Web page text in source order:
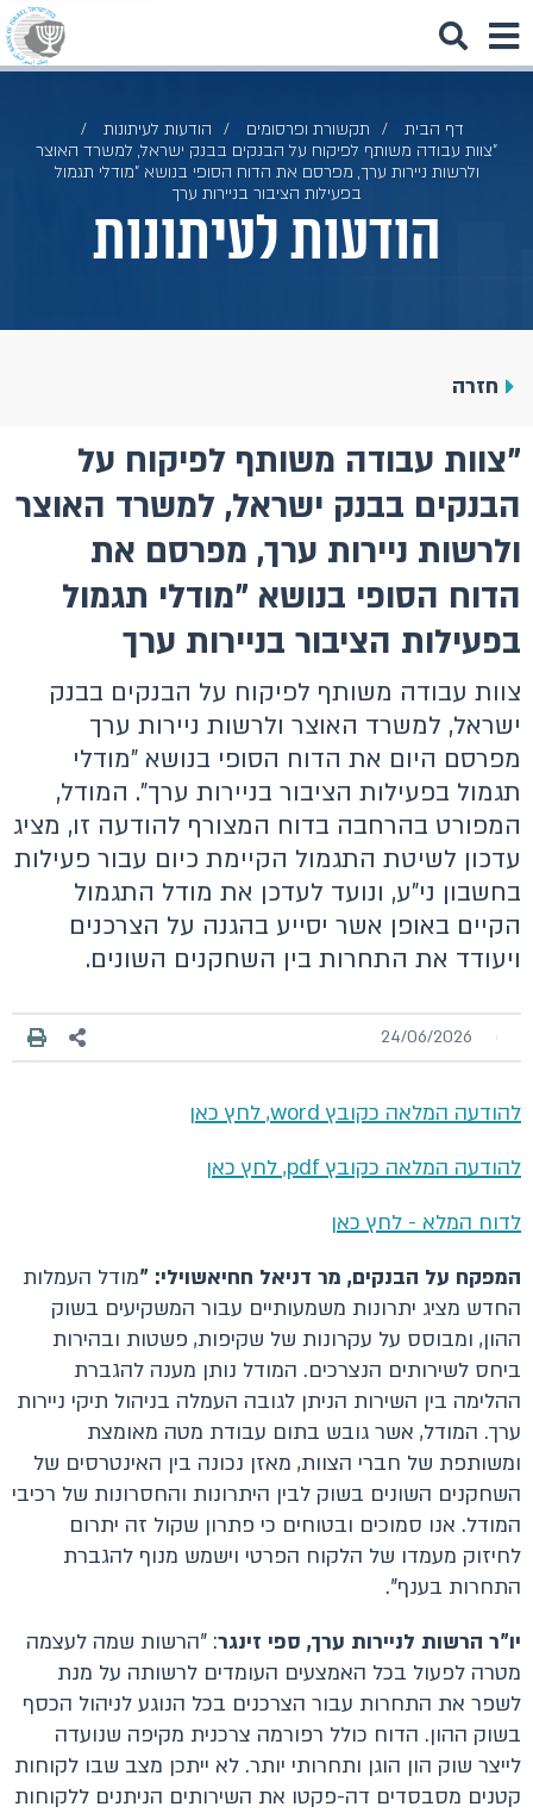
דף הבית תקשורת ופרסומים
הודעות לעיתונות
"צוות עבודה משותף לפיקוח על הבנקים בבנק ישראל, למשרד האוצר
ולרשות ניירות ערך, מפרסם את הדוח הסופי בנושא "מודלי תגמול
בפעילות הציבור בניירות ערך
הודעות לעיתונות
חזרה
"צוות עבודה משותף לפיקוח על
הבנקים בבנק ישראל, למשרד האוצר
ולרשות ניירות ערך, מפרסם את
הדוח הסופי בנושא "מודלי תגמול
בפעילות הציבור בניירות ערך
צוות עבודה משותף לפיקוח על הבנקים בבנק
ישראל, למשרד האוצר ולרשות ניירות ערך
מפרסם היום את הדוח הסופי בנושא "מודלי
תגמול בפעילות הציבור בניירות ערך". המודל,
המפורט בהרחבה בדוח המצורף להודעה זו, מציג
עדכון לשיטת התגמול הקיימת כיום עבור פעילות
בחשבון ני"ע, ונועד לעדכן את מודל התגמול
הקיים באופן אשר יסייע בהגנה על הצרכנים
ויעודד את התחרות בין השחקנים השונים.
24/06/2026
להודעה המלאה כקובץ word, לחץ כאן
להודעה המלאה כקובץ pdf, לחץ כאן
לדוח המלא - לחץ כאן
המפקח על הבנקים, מר דניאל חחיאשוילי: "מודל העמלות
החדש מציג יתרונות משמעותיים עבור המשקיעים בשוק
ההון, ומבוסס על עקרונות של שקיפות, פשטות ובהירות
ביחס לשירותים הנצרכים. המודל נותן מענה להגברת
ההלימה בין השירות הניתן לגובה העמלה בניהול תיקי ניירות
ערך. המודל, אשר גובש בתום עבודת מטה מאומצת
ומשותפת של חברי הצוות, מאזן נכונה בין האינטרסים של
השחקנים השונים בשוק לבין היתרונות והחסרונות של רכיבי
המודל. אנו סמוכים ובטוחים כי פתרון שקול זה יתרום
לחיזוק מעמדו של הלקוח הפרטי וישמש מנוף להגברת
התחרות בענף".
יו"ר הרשות לניירות ערך, ספי זינגר: "הרשות שמה לעצמה
מטרה לפעול בכל האמצעים העומדים לרשותה על מנת
לשפר את התחרות עבור הצרכנים בכל הנוגע לניהול הכסף
בשוק ההון. הדוח כולל רפורמה צרכנית מקיפה שנועדה
לייצר שוק הון הוגן ותחרותי יותר. לא ייתכן מצב שבו לקוחות
קטנים מסבסדים דה-פקטו את השירותים הניתנים ללקוחות